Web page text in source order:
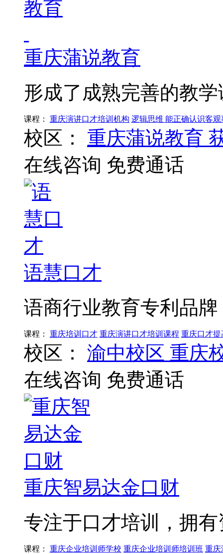
重庆蒲说教育
形成了成熟完善的教
课程： 重庆演讲口才培训机构 逻辑思维 能正确认识客
校区： 重庆蒲说教育
在线咨询 免费通话
语慧口才
语商行业教育专利品牌
课程： 重庆培训口才 重庆演讲口才培训课程 重庆口才提
校区： 渝中校区 重庆
在线咨询 免费通话
重庆智易达金口财
专注于口才培训，拥
课程： 重庆企业培训师学校 重庆企业培训师培训班 重庆